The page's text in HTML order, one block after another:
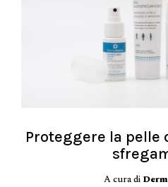
Proteggere la pelle
A cura di